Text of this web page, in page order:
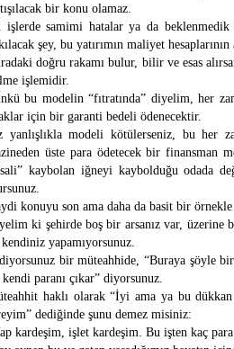
bir konu olamaz.
işlerde samimi hatalar ya da
şey, bu yatırımın maliyet hesaplarının
doğru rakamı bulur, bilir ve esas
işlemidir.
bu modelin “fıtratında” diyelim, her
için bir garanti bedeli ödenecektir.
yanlışlıkla modeli kötülerseniz, bu her
üste para ödetecek bir finansman
kaybolan iğneyi kaybolduğu odada
konuyu son ama daha da basit bir
ki şehirde boş bir arsanız var, üzerine
yapamıyorsunuz.
bir müteahhide, “Buraya şöyle
paranı çıkar” diyorsunuz.
haklı olarak “İyi ama ya bu
dediğinde şunu demez misiniz:
kardeşim, işlet kardeşim. Bu işten kaç